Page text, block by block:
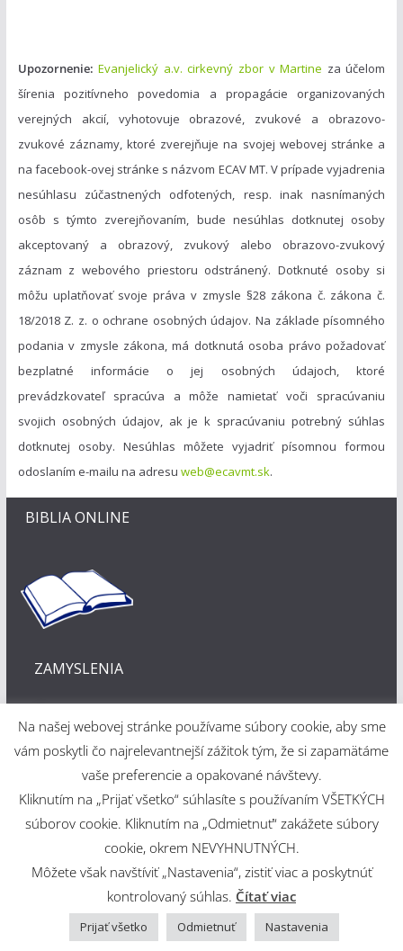
Upozornenie: Evanjelický a.v. cirkevný zbor v Martine za účelom
šírenia pozitívneho povedomia a propagácie organizovaných
verejných akcií, vyhotovuje obrazové, zvukové a obrazovo-
zvukové záznamy, ktoré zverejňuje na svojej webovej stránke a
na facebook-ovej stránke s názvom ECAV MT. V prípade vyjadrenia
nesúhlasu zúčastnených odfotených, resp. inak nasnímaných
osôb s týmto zverejňovaním, bude nesúhlas dotknutej osoby
akceptovaný a obrazový, zvukový alebo obrazovo-zvukový
záznam z webového priestoru odstránený. Dotknuté osoby si
môžu uplatňovať svoje práva v zmysle §28 zákona č. zákona č.
18/2018 Z. z. o ochrane osobných údajov. Na základe písomného
podania v zmysle zákona, má dotknutá osoba právo požadovať
bezplatné informácie o jej osobných údajoch, ktoré
prevádzkovateľ spracúva a môže namietať voči spracúvaniu
svojich osobných údajov, ak je k spracúvaniu potrebný súhlas
dotknutej osoby. Nesúhlas môžete vyjadriť písomnou formou
odoslaním e-mailu na adresu web@ecavmt.sk.
BIBLIA ONLINE
ZAMYSLENIA
Webové riešenie
Martin Šajdák
Copyright © 2026Evanjelický a. v. cirkevný zbor v Martine
Powered byColorMag andWordPress
Na našej webovej stránke používame súbory cookie, aby sme
vám poskytli čo najrelevantnejší zážitok tým, že si zapamätáme
vaše preferencie a opakované návštevy.
Kliknutím na „Prijať všetko“ súhlasíte s používaním VŠETKÝCH
súborov cookie. Kliknutím na „Odmietnuť“ zakážete súbory
cookie, okrem NEVYHNUTNÝCH.
Môžete však navštíviť „Nastavenia“, zistiť viac a poskytnúť
kontrolovaný súhlas. Čítať viac
Prijať všetko Odmietnuť Nastavenia